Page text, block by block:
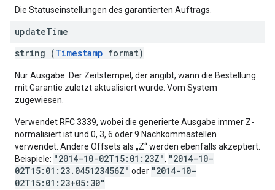
Die Statuseinstellungen des garantierten Auftrags.
updateTime
string (Timestamp format)
Nur Ausgabe. Der Zeitstempel, der angibt, wann die Bestellung
mit Garantie zuletzt aktualisiert wurde. Vom System
zugewiesen.
Verwendet RFC 3339, wobei die generierte Ausgabe immer Z-
normalisiert ist und 0, 3, 6 oder 9 Nachkommastellen
verwendet. Andere Offsets als „Z“ werden ebenfalls akzeptiert.
Beispiele: "2014-10-02T15:01:23Z", "2014-10-
02T15:01:23.045123456Z" oder "2014-10-
02T15:01:23+05:30"